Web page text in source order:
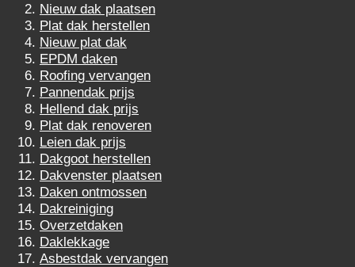
Nieuw dak plaatsen
Plat dak herstellen
Nieuw plat dak
EPDM daken
Roofing vervangen
Pannendak prijs
Hellend dak prijs
Plat dak renoveren
Leien dak prijs
Dakgoot herstellen
Dakvenster plaatsen
Daken ontmossen
Dakreiniging
Overzetdaken
Daklekkage
Asbestdak vervangen